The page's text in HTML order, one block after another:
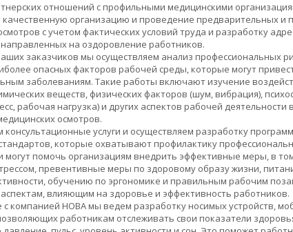
отношений с профильными медицинскими
качественную организацию и проведение предварительных и
с учетом фактических условий труда и разработку
на оздоровление работников.
заказчиков мы осуществляем анализ профессиональных
опасных факторов рабочей среды, которые могут
заболеваниям. Такие работы включают изучение
веществ, физических факторов (шум, вибрация),
рабочая нагрузка) и других аспектов рабочей деятельности
осмотров.
услуги и осуществляем разработку
которые охватывают профилактику
могут помочь организациям внедрить эффективные меры, в
превентивные меры по здоровому образу жизни,
обучению по эргономике и правильным рабочим
влияющим на здоровье и эффективность работников.
с компанией НОВА мы ведем разработку носимых устройств,
работникам отслеживать свои показатели